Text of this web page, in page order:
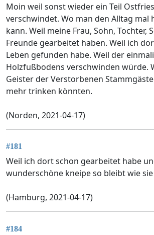
Moin weil sonst wieder ein Teil
verschwindet. Wo man den Alltag mal
kann. Weil meine Frau, Sohn, Tochter,
Freunde gearbeitet haben. Weil ich
Leben gefunden habe. Weil der
Holzfußbodens verschwinden würde.
Geister der Verstorbenen
mehr trinken könnten.
(Norden, 2021-04-17)
#181
Weil ich dort schon gearbeitet habe
wunderschöne kneipe so bleibt wie sie
(Hamburg, 2021-04-17)
#184